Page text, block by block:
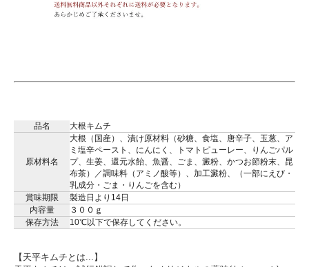
品名 大根キムチ
原材料名
大根（国産）、漬け原材料（砂糖、食塩、唐辛子、玉葱、ア
ミ塩辛ペースト、にんにく、トマトピューレー、りんごパル
プ、生姜、還元水飴、魚醤、ごま、澱粉、かつお節粉末、昆
布茶）／調味料（アミノ酸等）、加工澱粉、（一部にえび・
乳成分・ごま・りんごを含む）
賞味期限
製造日より14日
内容量
３００ｇ
保存方法
10℃以下で保存してください。
【天平キムチとは...】